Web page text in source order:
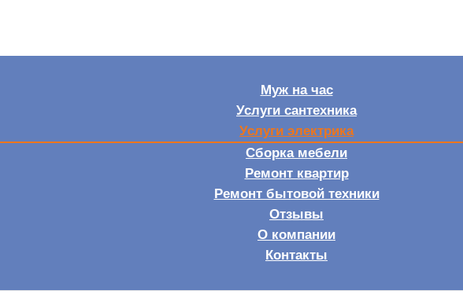
Муж на час
Услуги сантехника
Услуги электрика
Сборка мебели
Ремонт квартир
Ремонт бытовой техники
Отзывы
О компании
Контакты